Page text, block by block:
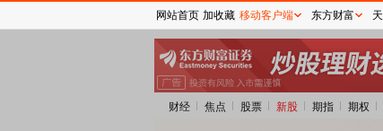
财经 焦点 股票 新股 期指 期权
网站首页 加收藏 移动客户端 东方财富